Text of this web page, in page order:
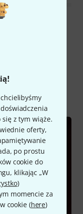
się z tym wiąże.
oferty,
po prostu
cookie do
klikając „W
)
momencie za
cookie (here)